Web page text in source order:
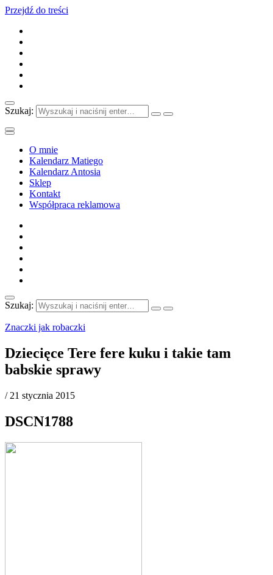
Przejdź do treści
Szukaj:
O mnie
Kalendarz Matiego
Kalendarz Antosia
Sklep
Kontakt
Współpraca reklamowa
Szukaj:
Znaczki jak robaczki
Dziecięce Tere fere kuku i takie tam
babskie sprawy
/ 21 stycznia 2015
DSCN1788